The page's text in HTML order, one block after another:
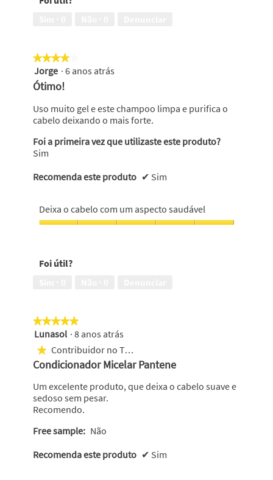
em
5
★★★★★
★★★★★
4
em
Jorge · 6 anos atrás
Ótimo!
Uso muito gel e este champoo limpa e purifica o
cabelo deixando o mais forte.
Foi a primeira vez que utilizaste este produto?
Sim
Recomenda este produto ✔ Sim
Deixa o cabelo com um aspecto saudável
com
em
5
Foi útil?
★★★★★
★★★★★
5
em
estrelas.
Lunasol · 8 anos atrás
★ Contribuidor no Top 250
Condicionador Micelar Pantene
Um excelente produto, que deixa o cabelo suave e
sedoso sem pesar.
Recomendo.
Free sample: Não
Recomenda este produto ✔ Sim